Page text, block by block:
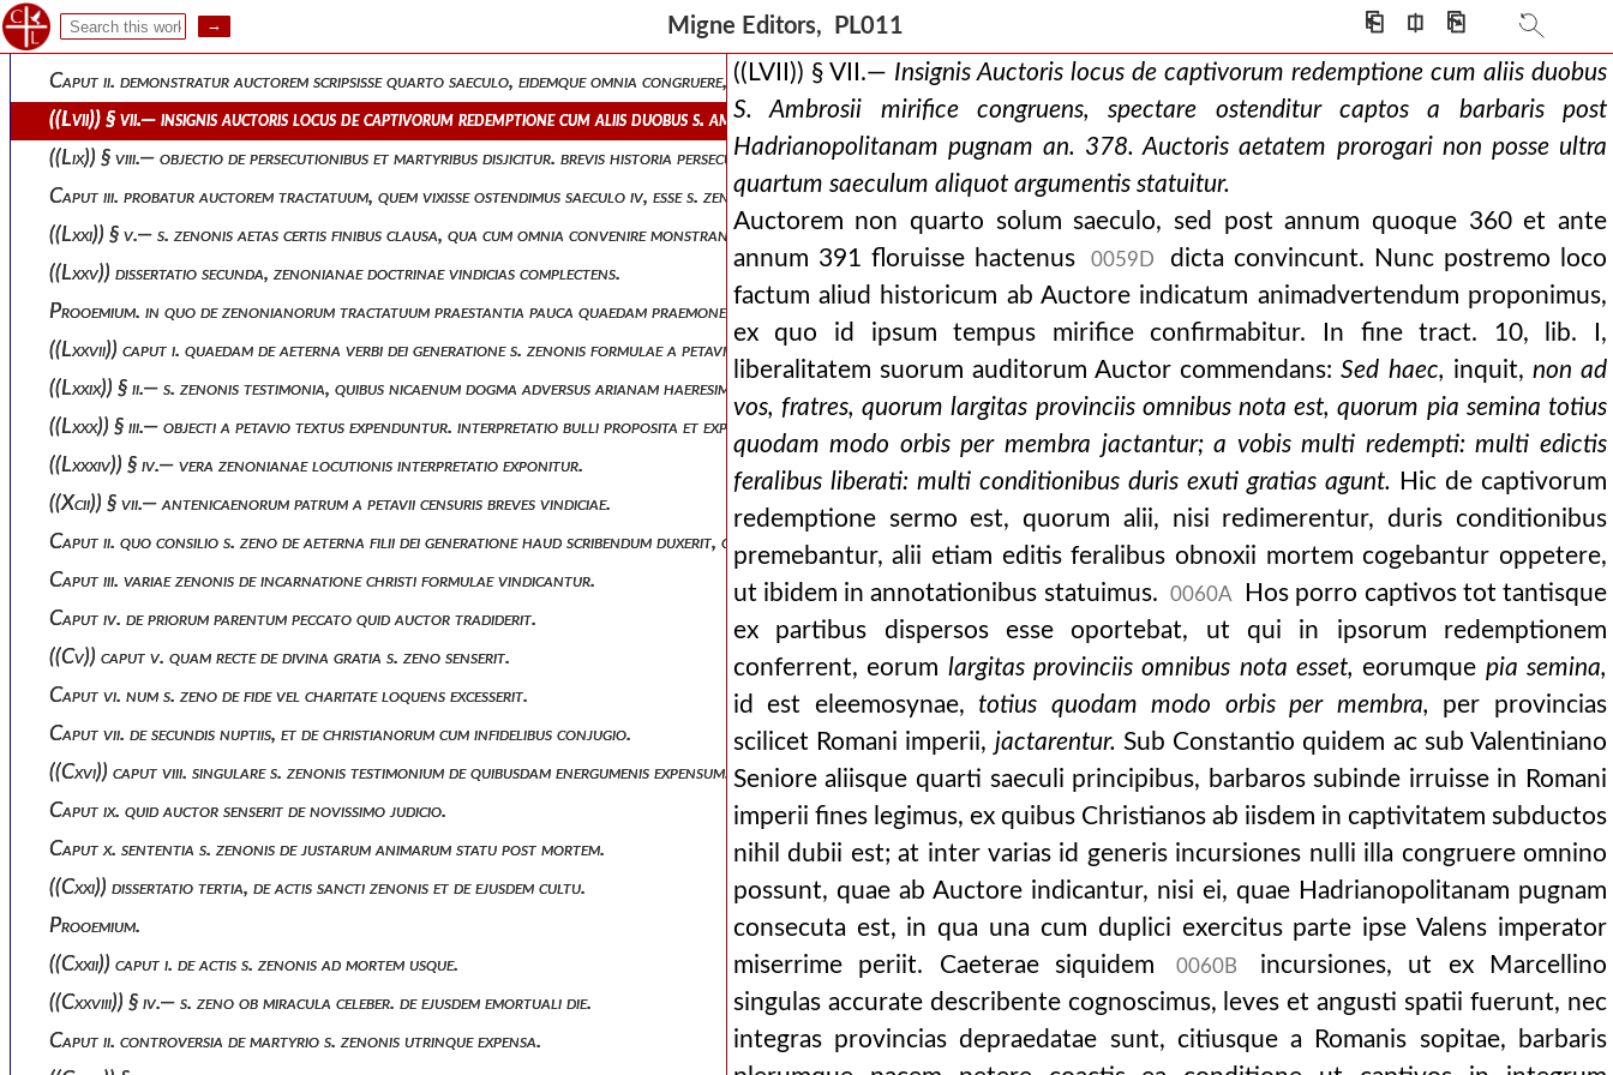
Migne Editors, PL011 ⎗ ⎅ ⎘
Caput i. unum esse auctorem tractatuum xciii quos ab undecim addititiis separavimus, multis statuitur.
Caput ii. demonstratur auctorem scripsisse quarto saeculo, eidemque omnia congruere, quae in omnibus tractatibus continentur.
((lvii)) § vii.— insignis auctoris locus de captivorum redemptione cum aliis duobus s. ambrosii mirifice congruens, spectare ostenditur captos a barba
((lix)) § viii.— objectio de persecutionibus et martyribus disjicitur. brevis historia persecutionum quarti saeculi.
Caput iii. probatur auctorem tractatuum, quem vixisse ostendimus saeculo iv, esse s. zenonem episcopum veronensem.
((lxxi)) § v.— s. zenonis aetas certis finibus clausa, qua cum omnia convenire monstrantur.
((lxxv)) dissertatio secunda, zenonianae doctrinae vindicias complectens.
Prooemium. in quo de zenonianorum tractatuum praestantia pauca quaedam praemonentur.
((lxxvii)) caput i. quaedam de aeterna verbi dei generatione s. zenonis formulae a petavii censura vindicantur, earumdemque sententia exponitur.
((lxxix)) § ii.— s. zenonis testimonia, quibus nicaenum dogma adversus arianam haeresim diserte asseritur, indicantur.
((lxxx)) § iii.— objecti a petavio textus expenduntur. interpretatio bulli proposita et expensa.
((lxxxiv)) § iv.— vera zenonianae locutionis interpretatio exponitur.
((xcii)) § vii.— antenicaenorum patrum a petavii censuris breves vindiciae.
Caput ii. quo consilio s. zeno de aeterna filii dei generatione haud scribendum duxerit, quosque fidei tractatus et quas formulas rephrehenderit.
Caput iii. variae zenonis de incarnatione christi formulae vindicantur.
Caput iv. de priorum parentum peccato quid auctor tradiderit.
((cv)) caput v. quam recte de divina gratia s. zeno senserit.
Caput vi. num s. zeno de fide vel charitate loquens excesserit.
Caput vii. de secundis nuptiis, et de christianorum cum infidelibus conjugio.
((cxvi)) caput viii. singulare s. zenonis testimonium de quibusdam energumenis expensum.
Caput ix. quid auctor senserit de novissimo judicio.
Caput x. sententia s. zenonis de justarum animarum statu post mortem.
((cxxi)) dissertatio tertia, de actis sancti zenonis et de ejusdem cultu.
Prooemium.
((cxxii)) caput i. de actis s. zenonis ad mortem usque.
((cxxviii)) § iv.— s. zeno ob miracula celeber. de ejusdem emortuali die.
Caput ii. controversia de martyrio s. zenonis utrinque expensa.
((LVII)) § VII.— Insignis Auctoris locus de captivorum redemptione cum aliis duobus
S. Ambrosii mirifice congruens, spectare ostenditur captos a barbaris post
Hadrianopolitanam pugnam an. 378. Auctoris aetatem prorogari non posse ultra
quartum saeculum aliquot argumentis statuitur.
Auctorem non quarto solum saeculo, sed post annum quoque 360 et ante
annum 391 floruisse hactenus
0059D
dicta convincunt. Nunc postremo loco
factum aliud historicum ab Auctore indicatum animadvertendum proponimus,
ex quo id ipsum tempus mirifice confirmabitur. In fine tract. 10, lib. I,
liberalitatem suorum auditorum Auctor commendans:Sed haec, inquit, non ad
vos, fratres, quorum largitas provinciis omnibus nota est, quorum pia semina totius
quodam modo orbis per membra jactantur; a vobis multi redempti: multi edictis
feralibus liberati: multi conditionibus duris exuti gratias agunt. Hic de captivorum
redemptione sermo est, quorum alii, nisi redimerentur, duris conditionibus
premebantur, alii etiam editis feralibus obnoxii mortem cogebantur oppetere,
ut ibidem in annotationibus statuimus.
0060A
Hos porro captivos tot tantisque
ex partibus dispersos esse oportebat, ut qui in ipsorum redemptionem
conferrent, eorum largitas provinciis omnibus nota esset, eorumque pia semina,
id est eleemosynae,totius quodam modo orbis per membra, per provincias
scilicet Romani imperii, jactarentur. Sub Constantio quidem ac sub Valentiniano
Seniore aliisque quarti saeculi principibus, barbaros subinde irruisse in Romani
imperii fines legimus, ex quibus Christianos ab iisdem in captivitatem subductos
nihil dubii est; at inter varias id generis incursiones nulli illa congruere omnino
possunt, quae ab Auctore indicantur, nisi ei, quae Hadrianopolitanam pugnam
consecuta est, in qua una cum duplici exercitus parte ipse Valens imperator
miserrime periit. Caeterae siquidem
0060B
incursiones, ut ex Marcellino
singulas accurate describente cognoscimus, leves et angusti spatii fuerunt, nec
integras provincias depraedatae sunt, citiusque a Romanis sopitae, barbaris